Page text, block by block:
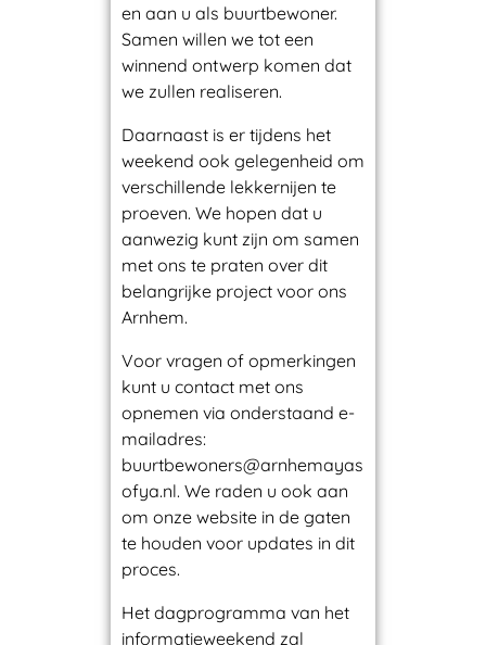
&
B
d
e
e
en aan u als buurtbewoner.
Samen willen we tot een
winnend ontwerp komen dat
we zullen realiseren.
Daarnaast is er tijdens het
weekend ook gelegenheid om
verschillende lekkernijen te
proeven. We hopen dat u
aanwezig kunt zijn om samen
met ons te praten over dit
belangrijke project voor ons
Arnhem.
Voor vragen of opmerkingen
kunt u contact met ons
opnemen via onderstaand e-
mailadres:
buurtbewoners@arnhemayas
ofya.nl. We raden u ook aan
om onze website in de gaten
te houden voor updates in dit
proces.
Het dagprogramma van het
informatieweekend zal